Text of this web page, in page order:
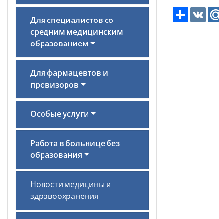
Для специалистов со
средним медицинским
образованием
Для фармацевтов и
провизоров
Особые услуги
Работа в больнице без
образования
Новости медицины и
здравоохранения
РесурсVK